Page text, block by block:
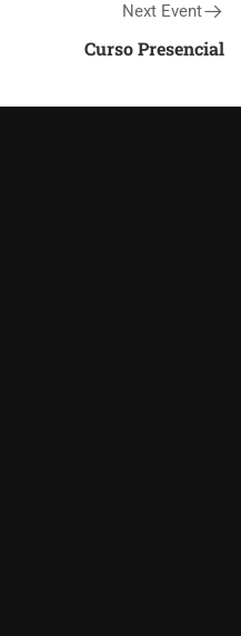
Next Event
Curso Presencial